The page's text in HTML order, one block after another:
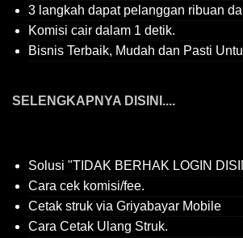
3 langkah dapat pelanggan ribuan
Komisi cair dalam 1 detik.
Bisnis Terbaik, Mudah dan Pasti
SELENGKAPNYA DISINI....
Solusi "TIDAK BERHAK LOGIN
Cara cek komisi/fee.
Cetak struk via Griyabayar Mobile
Cara Cetak Ulang Struk.